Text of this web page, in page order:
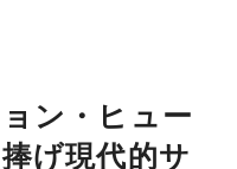
ン・ヒュー
げ現代的サ